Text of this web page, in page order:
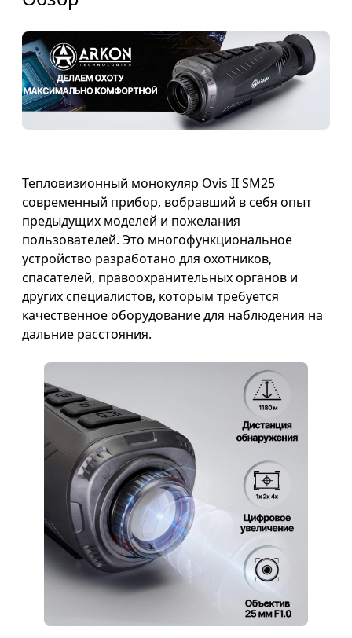
Тепловизионный монокуляр Ovis II SM25
современный прибор, вобравший в себя опыт
предыдущих моделей и пожелания
пользователей. Это многофункциональное
устройство разработано для охотников,
спасателей, правоохранительных органов и
других специалистов, которым требуется
качественное оборудование для наблюдения на
дальние расстояния.